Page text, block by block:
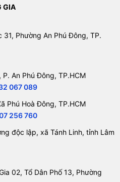
GIA
31, Phường An Phú Đông, TP.
An Phú Đông, TP.HCM
067 089
Phú Hoà Đông, TP.HCM
256 760
độc lập, xã Tánh Linh, tỉnh Lâm
02, Tổ Dân Phố 13, Phường